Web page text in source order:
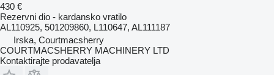
430 €
Rezervni dio - kardansko vratilo
AL110925, 501209860, L110647, AL111187
Irska, Courtmacsherry
COURTMACSHERRY MACHINERY LTD
Kontaktirajte prodavatelja